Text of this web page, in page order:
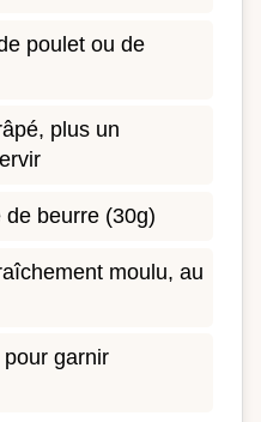
poulet ou de
plus un
beurre (30g)
moulu, au
garnir